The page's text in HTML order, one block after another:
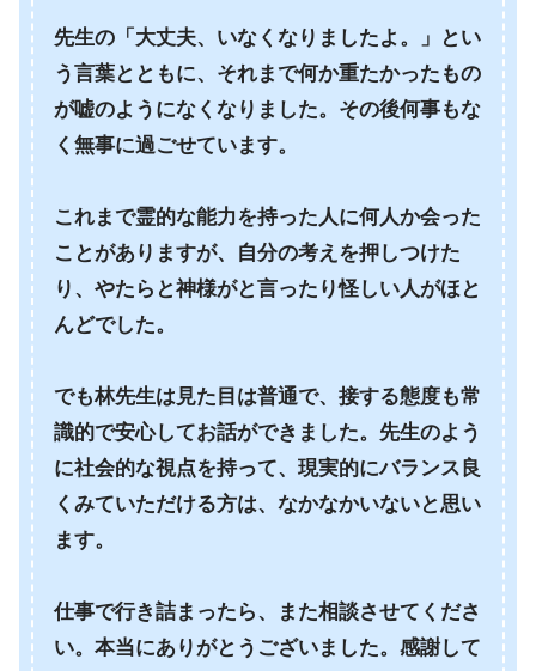
先生の「大丈夫、いなくなりましたよ。」とい
う言葉とともに、それまで何か重たかったもの
が嘘のようになくなりました。その後何事もな
く無事に過ごせています。
これまで霊的な能力を持った人に何人か会った
ことがありますが、自分の考えを押しつけた
り、やたらと神様がと言ったり怪しい人がほと
んどでした。
でも林先生は見た目は普通で、接する態度も常
識的で安心してお話ができました。先生のよう
に社会的な視点を持って、現実的にバランス良
くみていただける方は、なかなかいないと思い
ます。
仕事で行き詰まったら、また相談させてくださ
い。本当にありがとうございました。感謝して